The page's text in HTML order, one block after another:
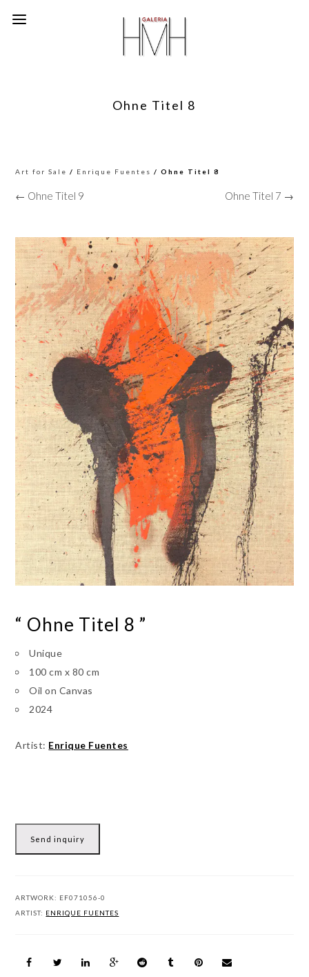
Ohne Titel 8
Art for Sale / Enrique Fuentes / Ohne Titel 8
← Ohne Titel 9 Ohne Titel 7 →
“ Ohne Titel 8 ”
Unique
100 cm x 80 cm
Oil on Canvas
2024
Artist: Enrique Fuentes
Send inquiry
ARTWORK: EF071056-0
ARTIST: ENRIQUE FUENTES